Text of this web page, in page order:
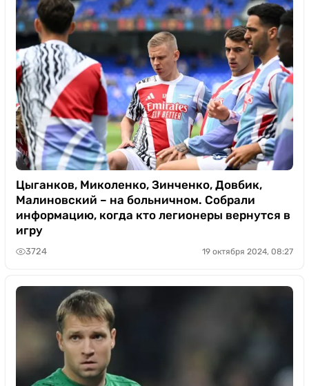
Цыганков, Миколенко, Зинченко, Довбик,
Малиновский – на больничном. Собрали
информацию, когда кто легионеры вернутся в
игру
3724 19 октября 2024, 08:27